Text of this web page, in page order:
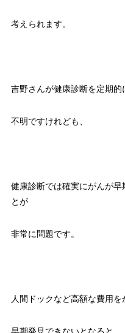
考えられます。
吉野さんが健康診断を定期的
不明ですけれども、
健康診断では確実にがんが
とが
非常に問題です。
人間ドックなど高額な費用